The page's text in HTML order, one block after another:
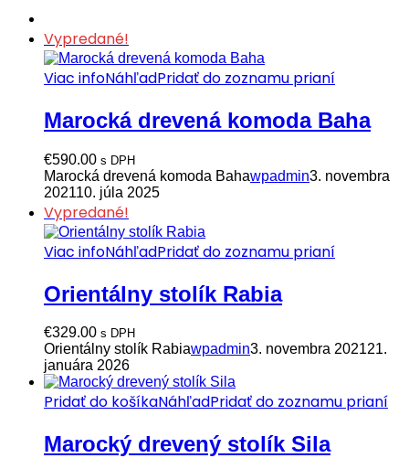
Vypredané!
Viac infoNáhľadPridať do zoznamu prianí
Marocká drevená komoda Baha
€590.00 s DPH
Marocká drevená komoda Bahawpadmin3. novembra
202110. júla 2025
Vypredané!
Viac infoNáhľadPridať do zoznamu prianí
Orientálny stolík Rabia
€329.00 s DPH
Orientálny stolík Rabiawpadmin3. novembra 202121.
januára 2026
Pridať do košíkaNáhľadPridať do zoznamu prianí
Marocký drevený stolík Sila